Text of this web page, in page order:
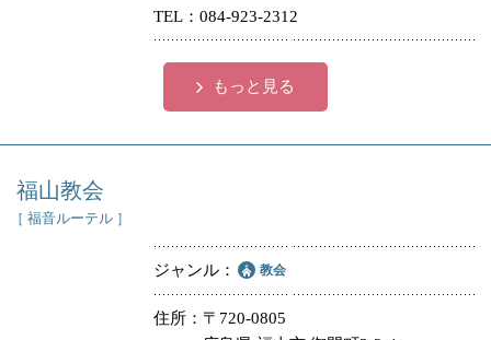
TEL 084-923-2312
もっと見る
福山教会
［ 福音ルーテル ］
ジャンル 教会
住所
〒720-0805